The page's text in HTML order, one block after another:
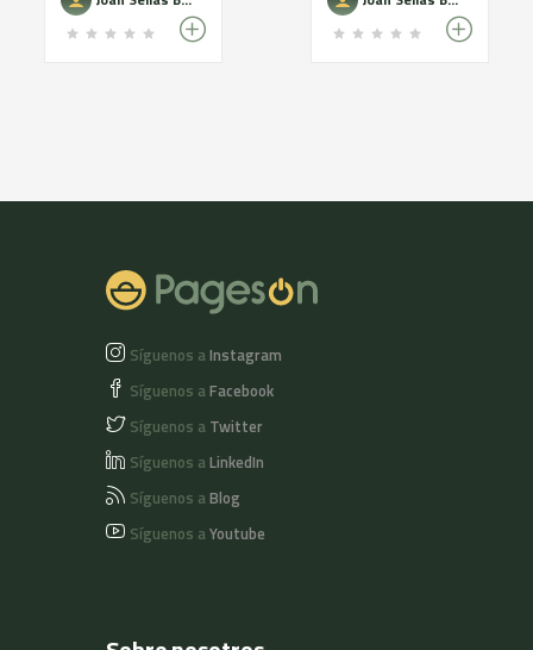
Síguenos aInstagram
Síguenos aFacebook
Síguenos a Twitter
Síguenos aLinkedIn
Síguenos aBlog
Síguenos aYoutube